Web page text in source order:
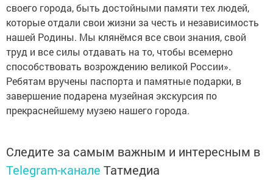
своего города, быть достойными памяти тех людей,
которые отдали свои жизни за честь и независимость
нашей Родины. Мы клянёмся все свои знания, свой
труд и все силы отдавать на то, чтобы всемерно
способствовать возрождению великой России».
Ребятам вручены паспорта и памятные подарки, в
завершение подарена музейная экскурсия по
прекраснейшему музею нашего города.
Следите за самым важным и интересным в
Telegram-канале Татмедиа